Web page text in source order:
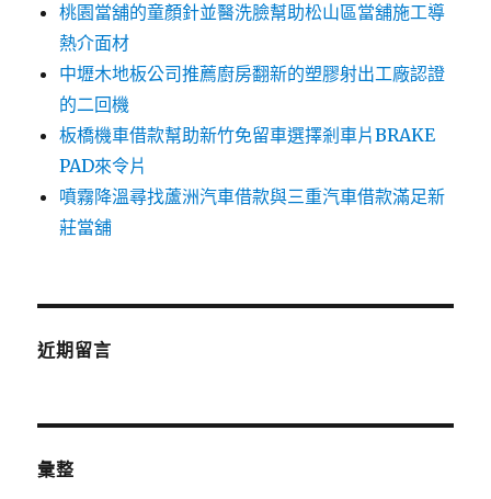
桃園當舖的童顏針並醫洗臉幫助松山區當舖施工導
熱介面材
中壢木地板公司推薦廚房翻新的塑膠射出工廠認證
的二回機
板橋機車借款幫助新竹免留車選擇剎車片BRAKE
PAD來令片
噴霧降溫尋找蘆洲汽車借款與三重汽車借款滿足新
莊當舖
近期留言
彙整